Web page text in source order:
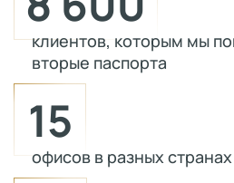
клиентов, которым мы
вторые паспорта
15
офисов в разных